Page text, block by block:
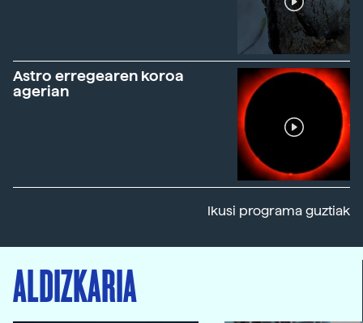
Astro erregearen koroa
agerian
Ikusi programa guztiak
ALDIZKARIA